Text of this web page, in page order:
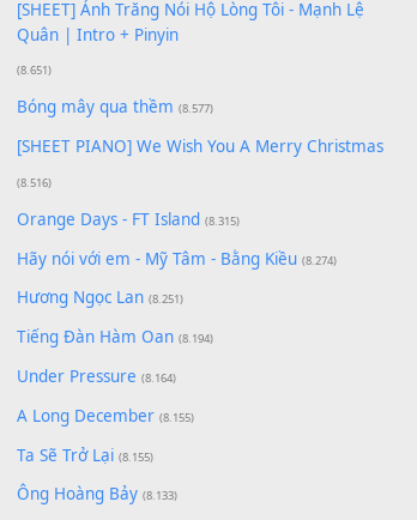
Giá Như - Soobin Hoàng Sơn
Có Em Đời Bỗng Vui
Cơn Mơ Băng Giá (9.103)
Chờ một tiếng yêu (8.991)
Qí shí bù xiǎng zǒu - 其实不想走
(8.929)
[SHEET] Ánh Trăng Nói Hộ Lòng Tôi - Mạnh Lệ
Quân | Intro + Pinyin
(8.651)
Bóng mây qua thềm
[SHEET PIANO] We Wish You A Merry Christmas
(8.516)